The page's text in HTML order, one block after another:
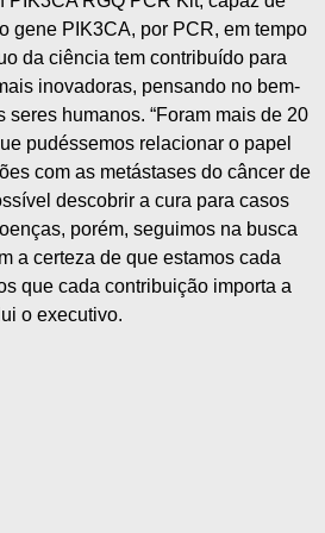
gene PIK3CA, por PCR, em tempo
da ciência tem contribuído para
inovadoras, pensando no bem-
seres humanos. “Foram mais de 20
pudéssemos relacionar o papel
com as metástases do câncer de
descobrir a cura para casos
porém, seguimos na busca
a certeza de que estamos cada
que cada contribuição importa a
o executivo.